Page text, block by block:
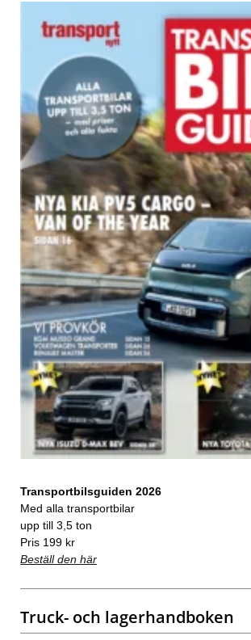
Transportbilsguiden 2026
Med alla transportbilar
upp till 3,5 ton
Pris 199 kr
Beställ den här
Truck- och lagerhandboken